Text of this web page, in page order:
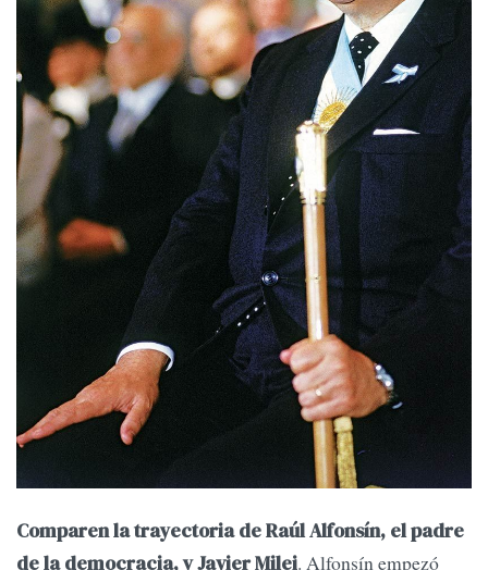
Comparen la trayectoria de Raúl Alfonsín, el padre
de la democracia, y Javier Milei. Alfonsín empezó